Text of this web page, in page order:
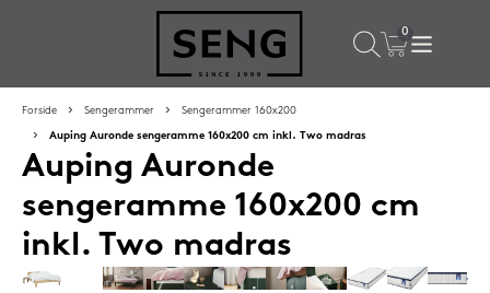
Populære valg til dig
Forside Sengerammer Sengerammer 160x200
Auping Auronde sengeramme 160x200 cm inkl. Two madras
Auping Auronde
sengeramme 160x200 cm
inkl. Two madras